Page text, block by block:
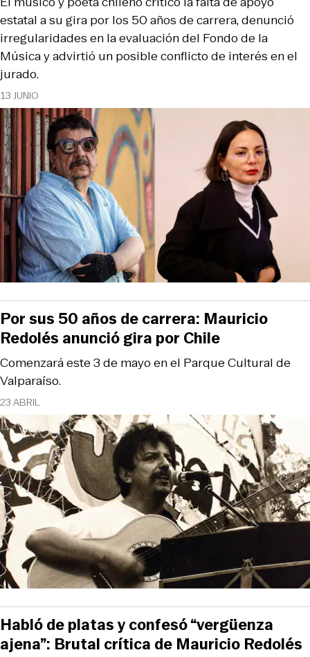
13 JUNIO
estatal a su gira por los 50 años de carrera, denunció
irregularidades en la evaluación del Fondo de la
Música y advirtió un posible conflicto de interés en el
jurado.
23 ABRIL
Comenzará este 3 de mayo en el Parque Cultural de
Valparaíso.
Por sus 50 años de carrera: Mauricio
Redolés anunció gira por Chile
Habló de platas y confesó “vergüenza
ajena”: Brutal crítica de Mauricio Redolés